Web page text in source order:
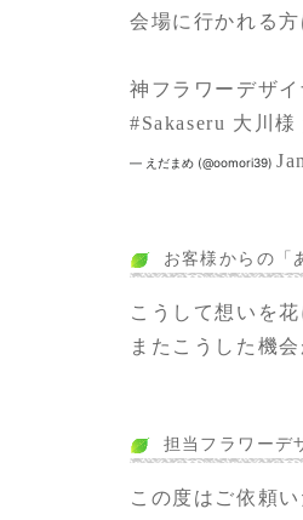
会場に行かれる
神フラワーデザ
#Sakaseru 大川様
— えだまめ (@oomori39)
お客様からの「
こうして想いを
またこうした機
担当フラワーデ
この度はご依頼